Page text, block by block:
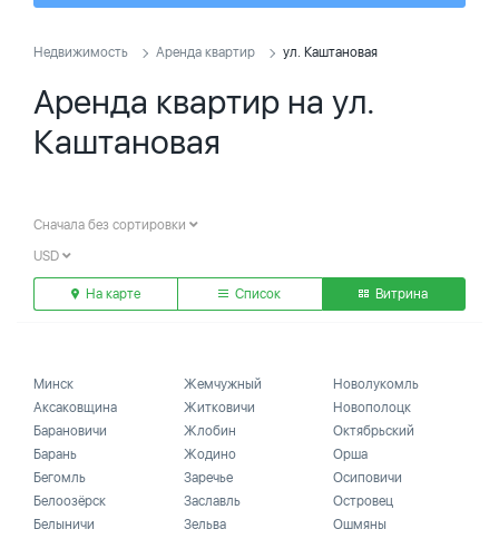
Недвижимость Аренда квартир ул. Каштановая
Аренда квартир на ул.
Каштановая
Сначала без сортировки
USD
На карте Список Витрина
Минск
Аксаковщина
Барановичи
Барань
Бегомль
Белоозёрск
Белыничи
Жемчужный
Житковичи
Жлобин
Жодино
Заречье
Заславль
Зельва
Новолукомль
Новополоцк
Октябрьский
Орша
Осиповичи
Островец
Ошмяны